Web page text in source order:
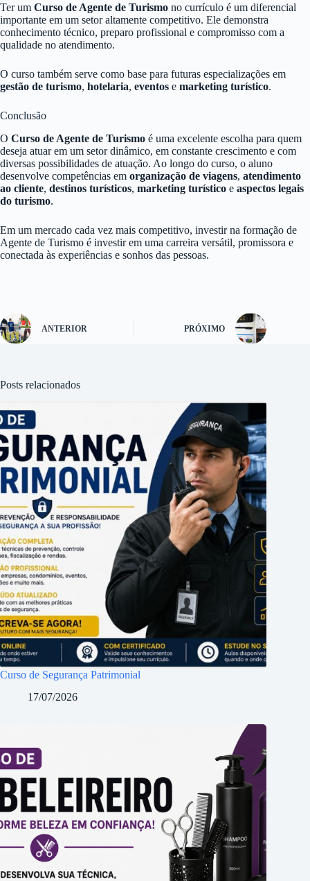
Ter um Curso de Agente de Turismo no currículo é um diferencial
importante em um setor altamente competitivo. Ele demonstra
conhecimento técnico, preparo profissional e compromisso com a
qualidade no atendimento.
O curso também serve como base para futuras especializações em
gestão de turismo, hotelaria, eventos e marketing turístico.
Conclusão
O Curso de Agente de Turismo é uma excelente escolha para quem
deseja atuar em um setor dinâmico, em constante crescimento e com
diversas possibilidades de atuação. Ao longo do curso, o aluno
desenvolve competências em organização de viagens, atendimento
ao cliente, destinos turísticos, marketing turístico e aspectos legais
do turismo.
Em um mercado cada vez mais competitivo, investir na formação de
Agente de Turismo é investir em uma carreira versátil, promissora e
conectada às experiências e sonhos das pessoas.
ANTERIOR PRÓXIMO
Posts relacionados
Curso de Segurança Patrimonial
17/07/2026